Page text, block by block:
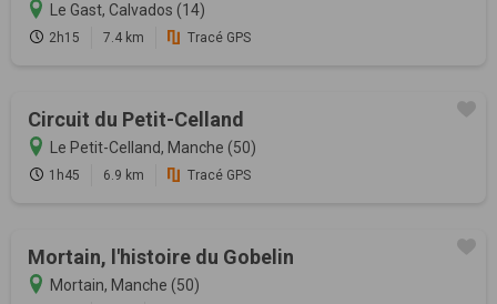
Le Gast, Calvados (14)
2h15 7.4 km Tracé GPS
Circuit du Petit-Celland
Le Petit-Celland, Manche (50)
1h45 6.9 km Tracé GPS
Mortain, l'histoire du Gobelin
Mortain, Manche (50)